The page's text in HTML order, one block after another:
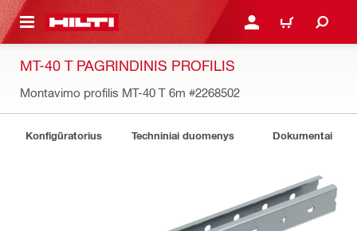
TURINIO PRISIJUNGTI ARBA
PIRKINIŲ
MT-40 T PAGRINDINIS PROFILIS
Montavimo profilis MT-40 T 6m #2268502
Konfigūratorius Techniniai duomenys Dokumentai